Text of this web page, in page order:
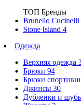
ТОП Бренды
Brunello Cucinelli
Stone Island 4
Одежда
Верхняя одежда
Брюки 94
Брюки
Джинсы 30
Дубленки и